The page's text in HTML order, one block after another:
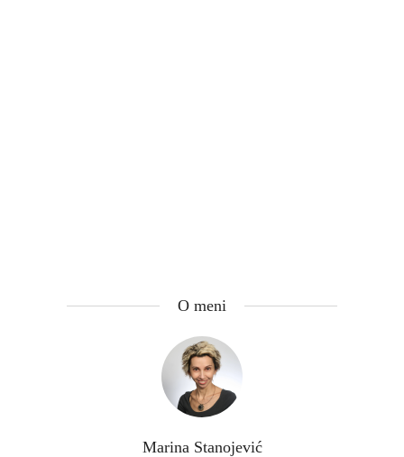
O meni
Marina Stanojević